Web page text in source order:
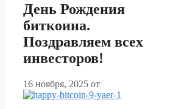
День Рождения
биткоина.
Поздравляем всех
инвесторов!
16 ноября, 2025 от